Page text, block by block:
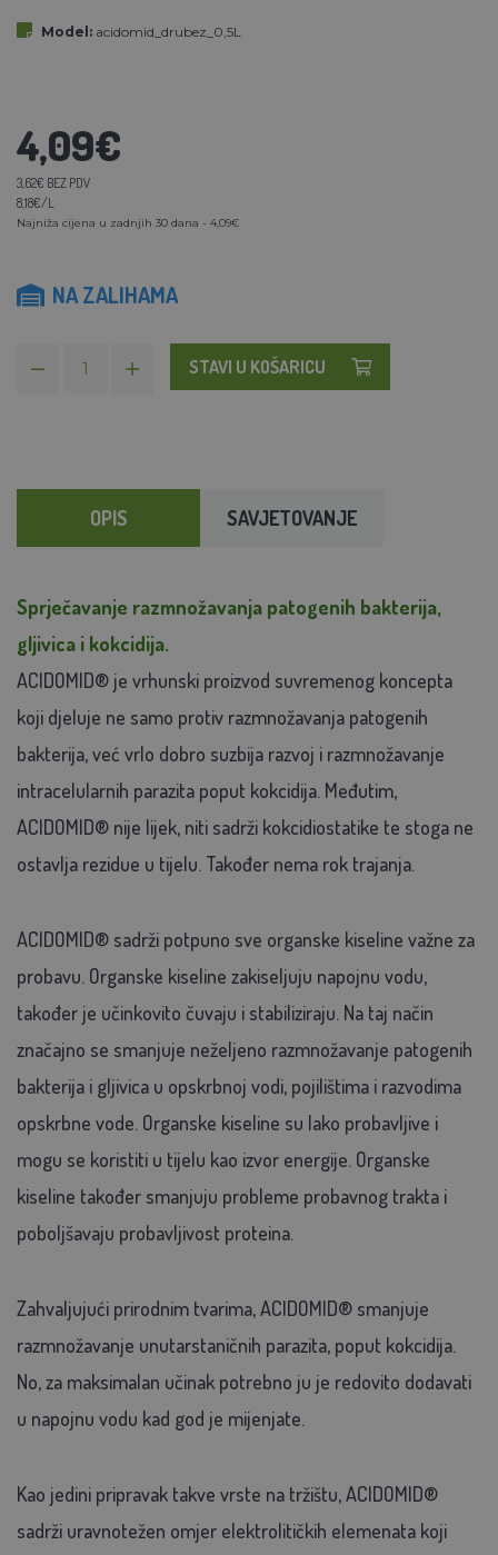
Model: acidomid_drubez_0,5L
4,09€
3,62€ BEZ PDV
8,18€/L
Najniža cijena u zadnjih 30 dana - 4,09€
NA ZALIHAMA
STAVI U KOŠARICU
OPIS SAVJETOVANJE
Sprječavanje razmnožavanja patogenih bakterija,
gljivica i kokcidija.
ACIDOMID® je vrhunski proizvod suvremenog koncepta
koji djeluje ne samo protiv razmnožavanja patogenih
bakterija, već vrlo dobro suzbija razvoj i razmnožavanje
intracelularnih parazita poput kokcidija. Međutim,
ACIDOMID® nije lijek, niti sadrži kokcidiostatike te stoga ne
ostavlja rezidue u tijelu. Također nema rok trajanja.
ACIDOMID® sadrži potpuno sve organske kiseline važne za
probavu. Organske kiseline zakiseljuju napojnu vodu,
također je učinkovito čuvaju i stabiliziraju. Na taj način
značajno se smanjuje neželjeno razmnožavanje patogenih
bakterija i gljivica u opskrbnoj vodi, pojilištima i razvodima
opskrbne vode. Organske kiseline su lako probavljive i
mogu se koristiti u tijelu kao izvor energije. Organske
kiseline također smanjuju probleme probavnog trakta i
poboljšavaju probavljivost proteina.
Zahvaljujući prirodnim tvarima, ACIDOMID® smanjuje
razmnožavanje unutarstaničnih parazita, poput kokcidija.
No, za maksimalan učinak potrebno ju je redovito dodavati
u napojnu vodu kad god je mijenjate.
Kao jedini pripravak takve vrste na tržištu, ACIDOMID®
sadrži uravnotežen omjer elektrolitičkih elemenata koji